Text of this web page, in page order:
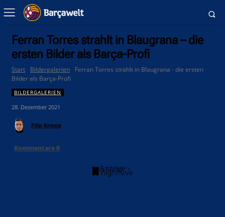
Ferran Torres strahlt in Blaugrana – die
ersten Bilder als Barça-Profi
Start Bildergalerien
Ferran Torres strahlt in Blaugrana - die ersten
Bilder als Barça-Profi
BILDERGALERIEN
28. Dezember 2021
Filip Knopp
Kommentare0
- Anzeige -